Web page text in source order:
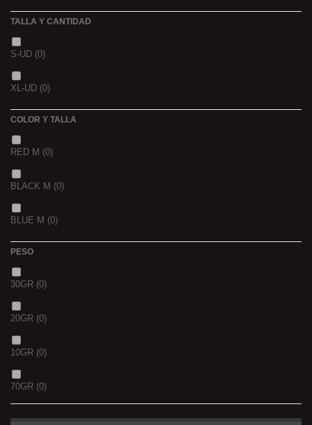
3 K
5 K
NOIR POISSON 8MM 1K
TALLA Y CANTIDAD
S-UD (0)
XL-UD (0)
COLOR Y TALLA
RED M (0)
BLACK M (0)
BLUE M (0)
PESO
30GR (0)
20GR (0)
10GR (0)
70GR (0)